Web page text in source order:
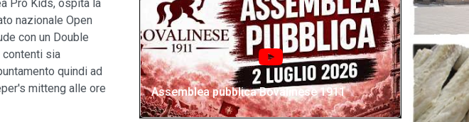
Pro Kids, ospita la
nazionale Open
con un Double
contenti sia
quindi ad
mitteng alle ore
Assemblea pubblica Bovalinese 1911